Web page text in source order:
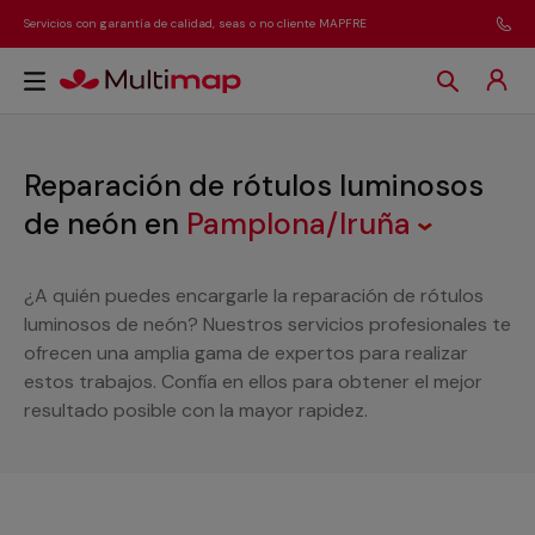
Servicios con garantía de calidad, seas o no cliente MAPFRE
Reparación de rótulos luminosos
de neón en Pamplona/Iruña
¿A quién puedes encargarle la reparación de rótulos
luminosos de neón? Nuestros servicios profesionales te
ofrecen una amplia gama de expertos para realizar
estos trabajos. Confía en ellos para obtener el mejor
resultado posible con la mayor rapidez.